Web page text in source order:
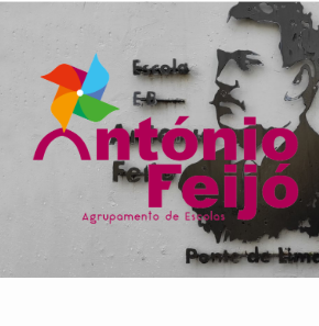
Pular
para
conteúdo